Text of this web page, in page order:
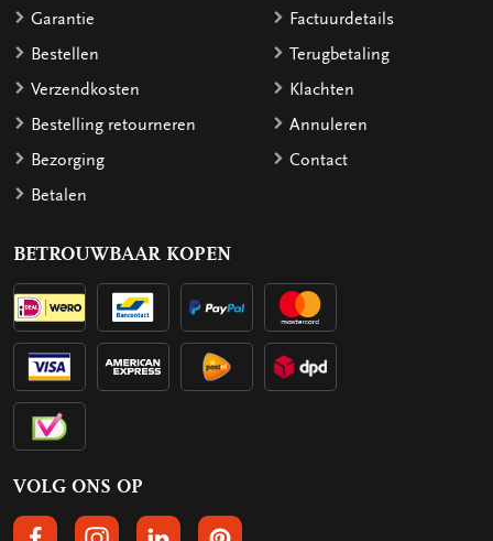
Garantie
Bestellen
Verzendkosten
Bestelling retourneren
Bezorging
Betalen
Factuurdetails
Terugbetaling
Klachten
Annuleren
Contact
BETROUWBAAR KOPEN
VOLG ONS OP